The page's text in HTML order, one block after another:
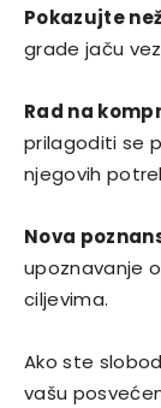
Pokazujte
grade jaču
Rad na
prilagoditi se
njegovih
Nova
upoznavanje
ciljevima.
Ako ste
vašu